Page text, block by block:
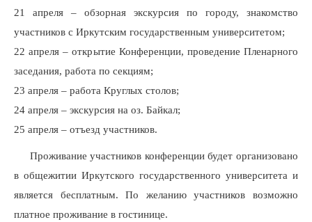
21 апреля – обзорная экскурсия по городу, знакомство
участников с Иркутским государственным университетом;
22 апреля – открытие Конференции, проведение Пленарного
заседания, работа по секциям;
23 апреля – работа Круглых столов;
24 апреля – экскурсия на оз. Байкал;
25 апреля – отъезд участников.
Проживание участников конференции будет организовано
в общежитии Иркутского государственного университета и
является бесплатным. По желанию участников возможно
платное проживание в гостинице.